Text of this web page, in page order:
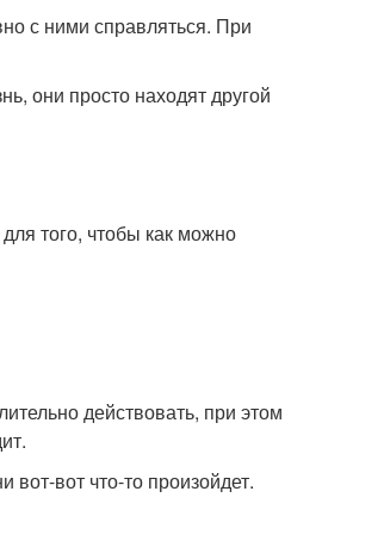
с ними справляться. При
они просто находят другой
того, чтобы как можно
действовать, при этом
вот-вот что-то произойдет.